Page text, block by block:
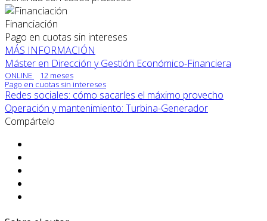
Financiación
Pago en cuotas sin intereses
MÁS INFORMACIÓN
Máster en Dirección y Gestión Económico-Financiera
ONLINE
12 meses
Pago en cuotas sin intereses
Redes sociales: cómo sacarles el máximo provecho
Operación y mantenimiento: Turbina-Generador
Compártelo